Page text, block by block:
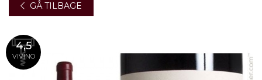
GÅ TILBAGE
4,5
VIVINO